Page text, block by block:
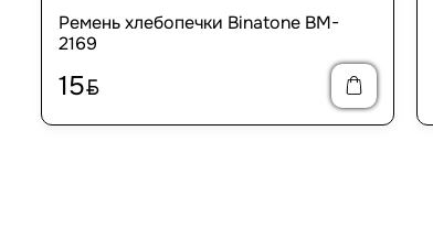
Ремень хлебопечки Binatone BM-
2169
15BYN